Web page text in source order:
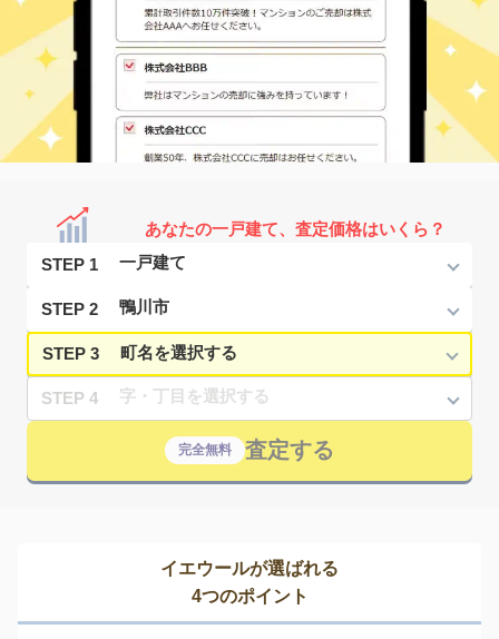
あなたの一戸建て、査定価格はいくら？
STEP 1
STEP 2
STEP 3
STEP 4
完全無料 査定する
イエウールが選ばれる
4つのポイント